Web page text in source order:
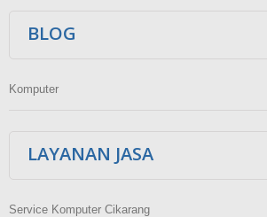
BLOG
Komputer
LAYANAN JASA
Service Komputer Cikarang